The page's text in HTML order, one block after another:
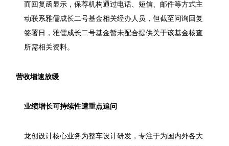
而回复函显示，保荐机构通过电话、短信、邮件等方式主
动联系雅儒成长二号基金相关经办人员，但截至问询回复
签署日，雅儒成长二号基金暂未配合提供关于该基金核查
所需相关资料。
营收增速放缓
业绩增长可持续性遭重点追问
龙创设计核心业务为整车设计研发，专注于为国内外各大